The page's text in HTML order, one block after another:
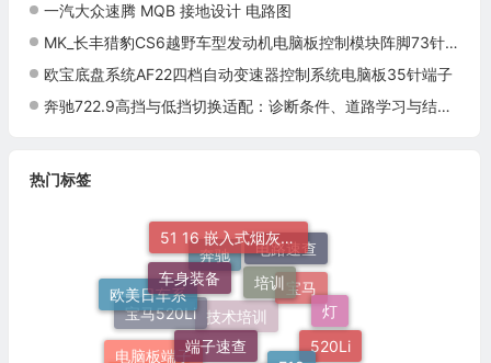
一汽大众速腾 MQB 接地设计 电路图
MK_长丰猎豹CS6越野车型发动机电脑板控制模块阵脚73针 端子图
欧宝底盘系统AF22四档自动变速器控制系统电脑板35针端子
奔驰722.9高挡与低挡切换适配：诊断条件、道路学习与结果确认
热门标签
端子速查
电脑板端子
520Li
灯
培训
车身装备
欧美日车系
宝马520Li
技术培训
宝马
电路速查
51 16 嵌入式烟灰缸托架
奔驰